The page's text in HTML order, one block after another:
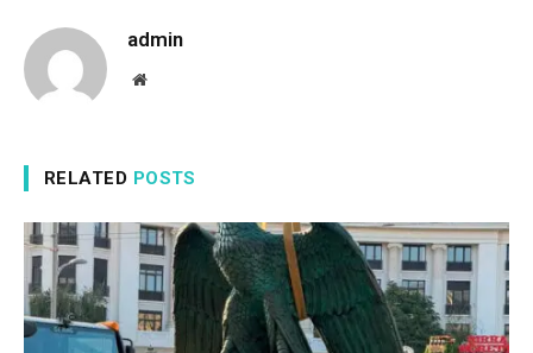
admin
Website
RELATED POSTS